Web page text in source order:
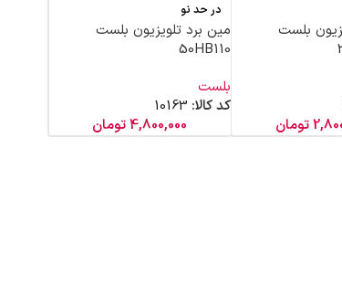
بلست
تومان
در حد نو
مین برد تلویزیون بلست
50HB110
بلست
کد کالا: 10163
4,800,000تومان